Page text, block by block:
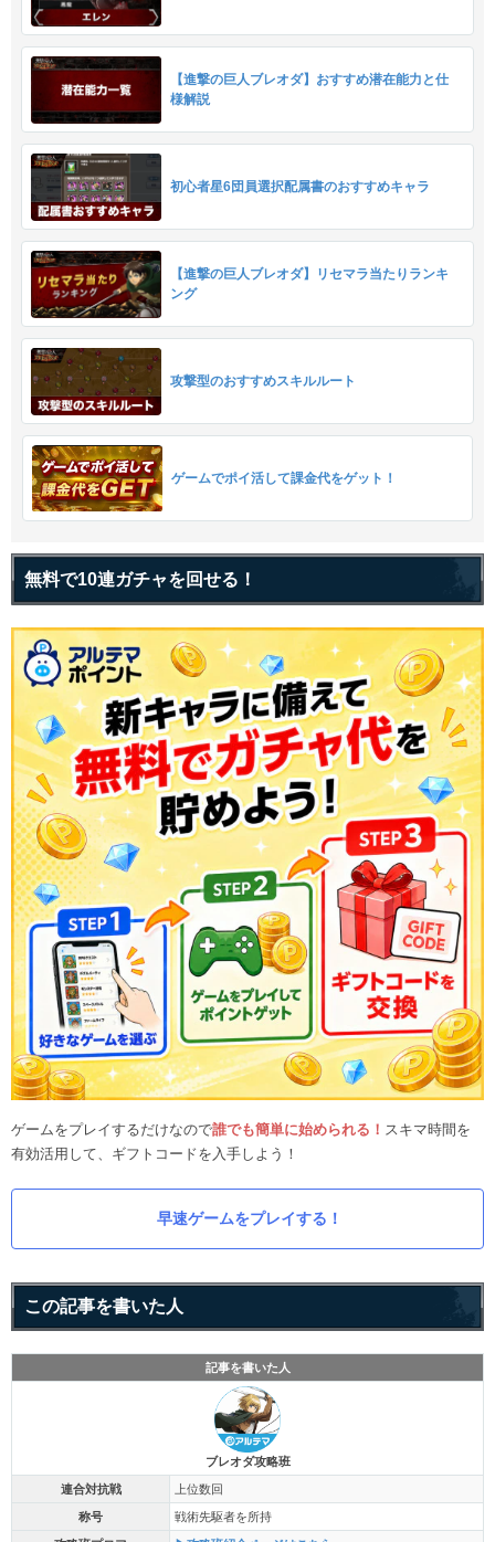
【進撃の巨人ブレオダ】おすすめ潜在能力と仕
様解説
初心者星6団員選択配属書のおすすめキャラ
【進撃の巨人ブレオダ】リセマラ当たりランキ
ング
攻撃型のおすすめスキルルート
ゲームでポイ活して課金代をゲット！
無料で10連ガチャを回せる！
ゲームをプレイするだけなので誰でも簡単に始められる！ スキマ時間を
有効活用して、ギフトコードを入手しよう！
早速ゲームをプレイする！
この記事を書いた人
記事を書いた人
ブレオダ攻略班
連合対抗戦 上位数回
称号 戦術先駆者を所持